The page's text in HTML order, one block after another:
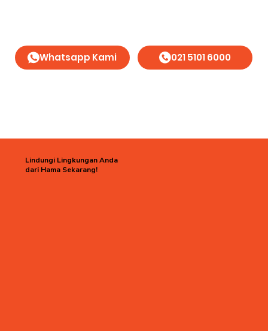
Lindungi Lingkungan Anda
dari Hama Sekarang!
Whatsapp Kami 021 5101 6000